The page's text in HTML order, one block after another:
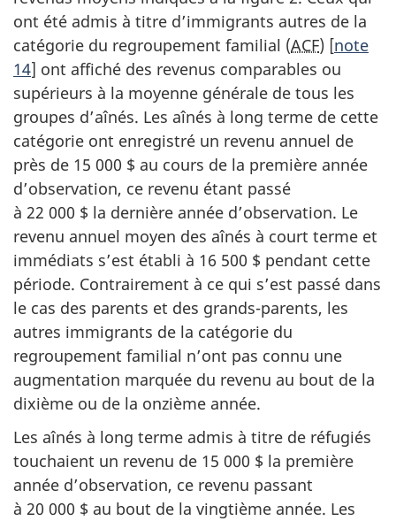
ont été admis à titre d’immigrants autres de la
catégorie du regroupement familial (ACF) [note
14] ont affiché des revenus comparables ou
supérieurs à la moyenne générale de tous les
groupes d’aînés. Les aînés à long terme de cette
catégorie ont enregistré un revenu annuel de
près de 15 000 $ au cours de la première année
d’observation, ce revenu étant passé
à 22 000 $ la dernière année d’observation. Le
revenu annuel moyen des aînés à court terme et
immédiats s’est établi à 16 500 $ pendant cette
période. Contrairement à ce qui s’est passé dans
le cas des parents et des grands-parents, les
autres immigrants de la catégorie du
regroupement familial n’ont pas connu une
augmentation marquée du revenu au bout de la
dixième ou de la onzième année.
Les aînés à long terme admis à titre de réfugiés
touchaient un revenu de 15 000 $ la première
année d’observation, ce revenu passant
à 20 000 $ au bout de la vingtième année. Les